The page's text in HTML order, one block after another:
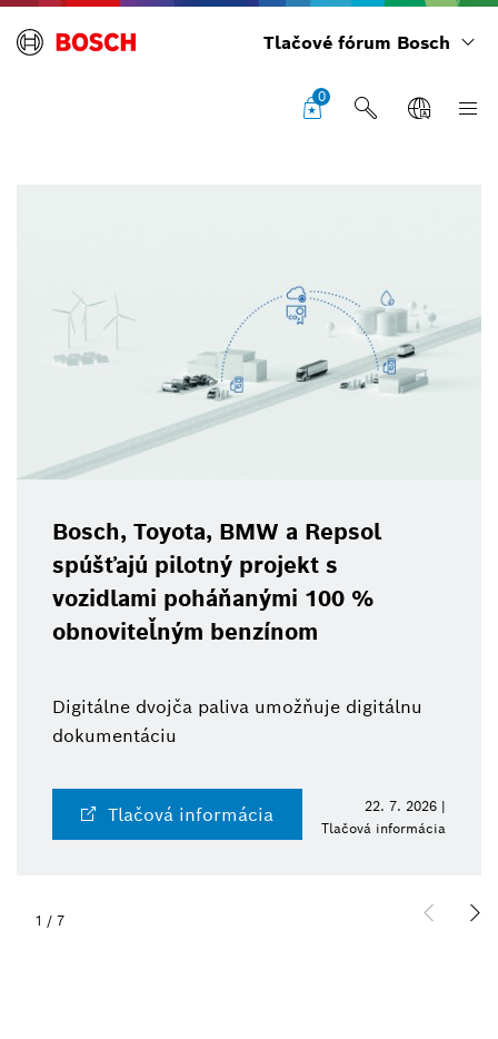
Tlačové fórum Bosch
0
Bosch, Toyota, BMW a Repsol
spúšťajú pilotný projekt s
vozidlami poháňanými 100 %
obnoviteľným benzínom
Digitálne dvojča paliva umožňuje digitálnu
dokumentáciu
Tlačová informácia
22. 7. 2026 |
Tlačová informácia
1 / 7